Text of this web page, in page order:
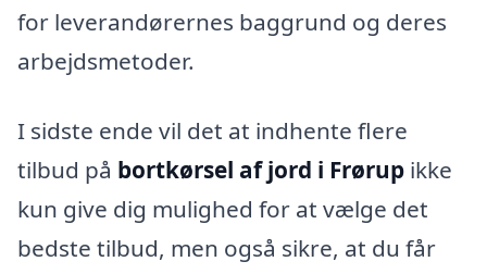
for leverandørernes baggrund og deres
arbejdsmetoder.
I sidste ende vil det at indhente flere
tilbud på bortkørsel af jord i Frørup ikke
kun give dig mulighed for at vælge det
bedste tilbud, men også sikre, at du får